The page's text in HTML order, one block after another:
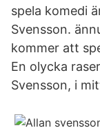
spela komedi
Svensson.
kommer att
En olycka
Svensson, i